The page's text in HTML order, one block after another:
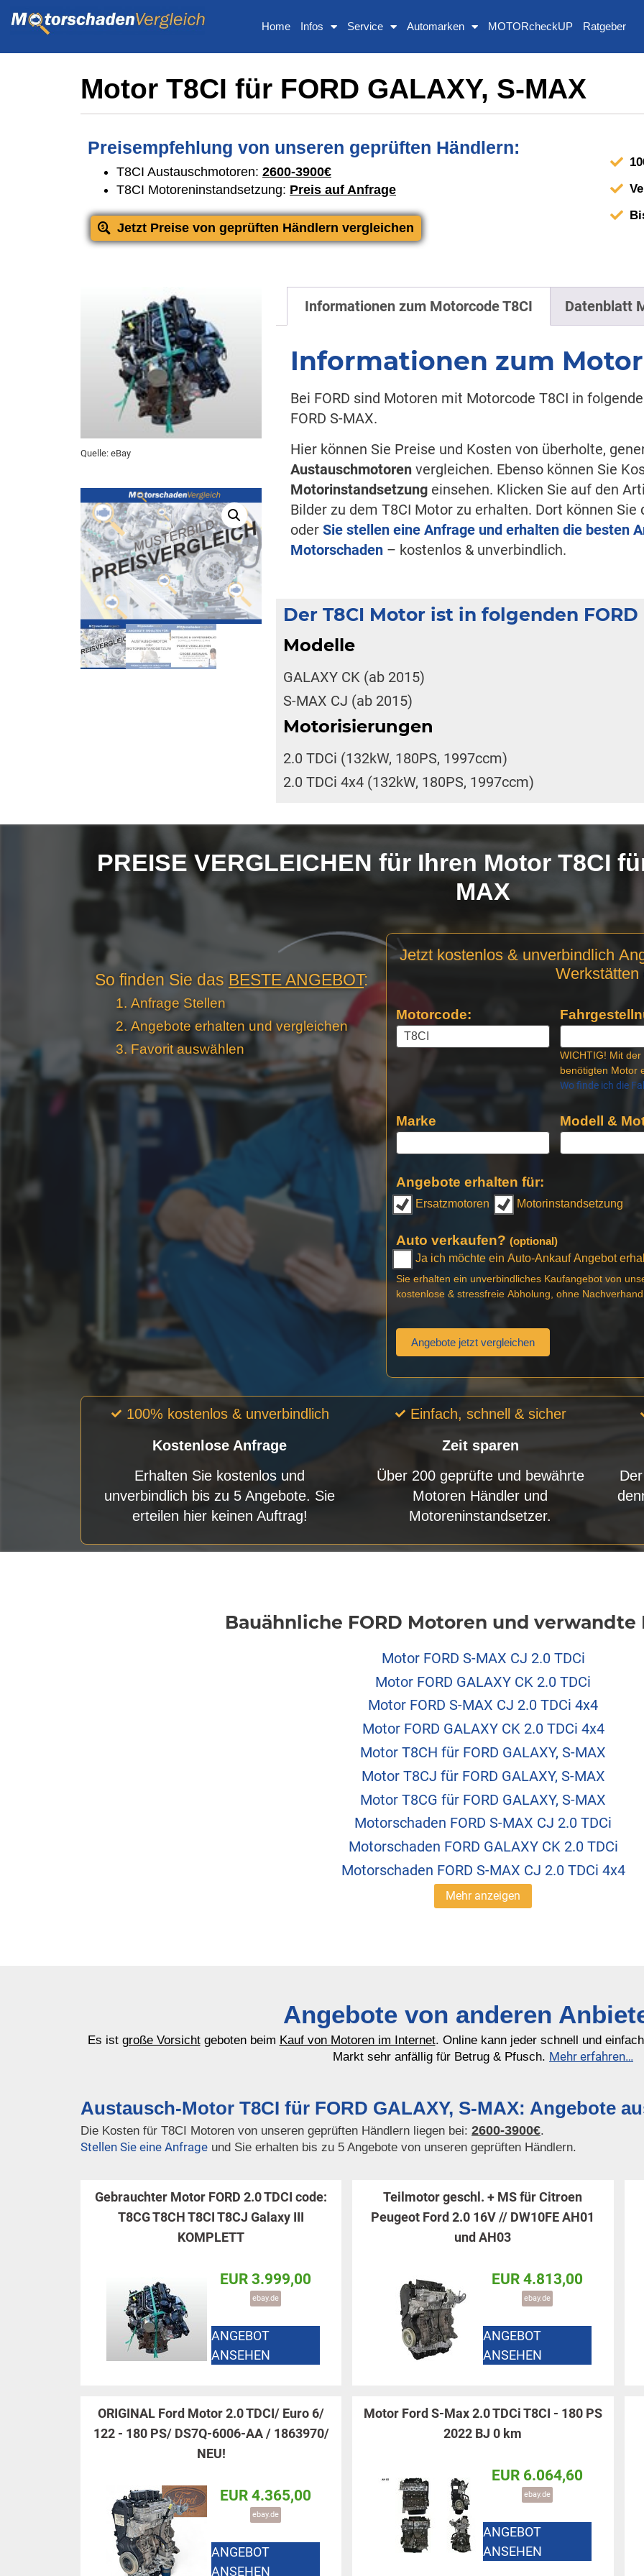
Home Infos Service Automarken MOTORcheckUP Ratgeber
Motor T8CI für FORD GALAXY, S-MAX
Preisempfehlung von unseren geprüften Händlern:
T8CI Austauschmotoren: 2600-3900€
T8CI Motoreninstandsetzung: Preis auf Anfrage
Jetzt Preise von geprüften Händlern vergleichen
Quelle: eBay
Informationen zum Motorcode T8CI Datenblatt
Informationen zum
Bei FORD sind Motoren mit Motorcode T8CI in
FORD S-MAX.
Hier können Sie Preise und Kosten von überholte,
Austauschmotoren vergleichen. Ebenso können Sie
Motorinstandsetzung einsehen. Klicken Sie auf den
Bilder zu dem T8CI Motor zu erhalten. Dort können
oder Sie stellen eine Anfrage und erhalten die besten
Motorschaden – kostenlos & unverbindlich.
Der T8CI Motor ist in folgenden
Modelle
GALAXY CK (ab 2015)
S-MAX CJ (ab 2015)
Motorisierungen
2.0 TDCi (132kW, 180PS, 1997ccm)
2.0 TDCi 4x4 (132kW, 180PS, 1997ccm)
PREISE VERGLEICHEN für Ihren Motor T8CI
MAX
So finden Sie das BESTE ANGEBOT:
Anfrage Stellen
Angebote erhalten und vergleichen
Favorit auswählen
Motor
Stellen
Jetzt kostenlos & unverbindlich
Werkstätten
Motorcode:
WICHTIG! Mit
benötigten Motor
Wo finde ich die
Marke Modell &
Angebote erhalten für:
Ersatzmotoren Motorinstandsetzung
Auto verkaufen? (optional)
Ja ich möchte ein Auto-Ankauf Angebot
Sie erhalten ein unverbindliches Kaufangebot von
kostenlose & stressfreie Abholung, ohne
Angebote jetzt vergleichen
100% kostenlos & unverbindlich
Kostenlose Anfrage
Erhalten Sie kostenlos und
unverbindlich bis zu 5 Angebote. Sie
erteilen hier keinen Auftrag!
Einfach, schnell & sicher
Zeit sparen
Über 200 geprüfte und bewährte
Motoren Händler und
Motoreninstandsetzer.
Bauähnliche FORD Motoren und verwandte
Motor FORD S-MAX CJ 2.0 TDCi
Motor FORD GALAXY CK 2.0 TDCi
Motor FORD S-MAX CJ 2.0 TDCi 4x4
Motor FORD GALAXY CK 2.0 TDCi 4x4
Motor T8CH für FORD GALAXY, S-MAX
Motor T8CJ für FORD GALAXY, S-MAX
Motor T8CG für FORD GALAXY, S-MAX
Motorschaden FORD S-MAX CJ 2.0 TDCi
Motorschaden FORD GALAXY CK 2.0 TDCi
Motorschaden FORD S-MAX CJ 2.0 TDCi 4x4
Mehr anzeigen
Angebote von anderen
Es ist große Vorsichtgeboten beim Kauf von Motoren im Internet. Online kann jeder schnell und
Markt sehr anfällig für Betrug & Pfusch. Mehr erfahren…
Austausch-Motor T8CI für FORD GALAXY, S-MAX: Angebote
Die Kosten für T8CI Motoren von unseren geprüften Händlern liegen bei: 2600-3900€.
Stellen Sie eine Anfrage und Sie erhalten bis zu 5 Angebote von unseren geprüften Händlern.
Gebrauchter Motor FORD 2.0 TDCI code:
T8CG T8CH T8CI T8CJ Galaxy III
KOMPLETT
EUR 3.999,00
ebay.de
ANGEBOT
ANSEHEN
Teilmotor geschl. + MS für Citroen
Peugeot Ford 2.0 16V // DW10FE AH01
und AH03
EUR 4.813,00
ebay.de
ANGEBOT
ANSEHEN
ORIGINAL Ford Motor 2.0 TDCI/ Euro 6/
122 - 180 PS/ DS7Q-6006-AA / 1863970/
NEU!
EUR 4.365,00
ebay.de
ANGEBOT
ANSEHEN
Motor Ford S-Max 2.0 TDCi T8CI - 180 PS
2022 BJ 0 km
EUR 6.064,60
ebay.de
ANGEBOT
ANSEHEN